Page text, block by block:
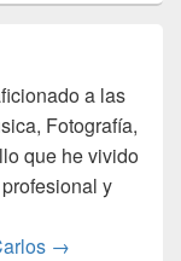
a las
Fotografía,
que he vivido
y
→